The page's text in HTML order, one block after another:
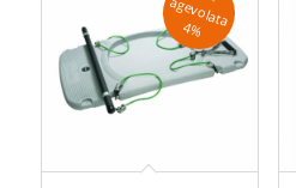
a
4
%